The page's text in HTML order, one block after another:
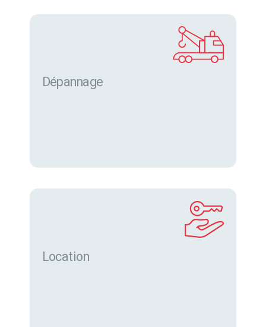
Dépannage
Location